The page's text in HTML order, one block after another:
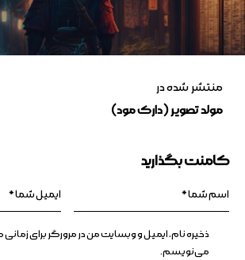
منتشر شده در
مولد تصویر (دارک مود)
کامنت بگذارید
ذخیره نام، ایمیل و وبسایت من در مرورگر برای
می‌نویسم.